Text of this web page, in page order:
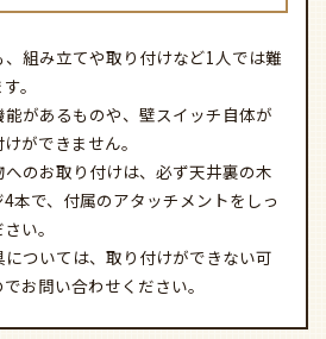
組み立てや取り付けなど1人では難
。
があるものや、壁スイッチ自体が
ができません。
のお取り付けは、必ず天井裏の木
本で、付属のアタッチメントをしっ
い。
ついては、取り付けができない可
お問い合わせください。